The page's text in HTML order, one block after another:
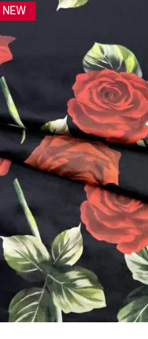
NEW